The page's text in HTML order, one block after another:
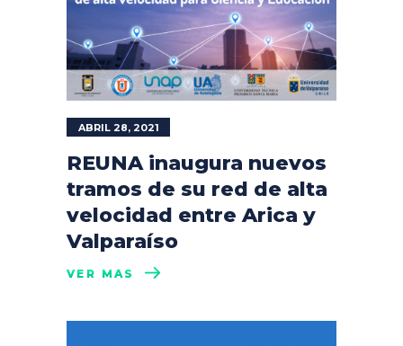
ABRIL 28, 2021
REUNA inaugura nuevos
tramos de su red de alta
velocidad entre Arica y
Valparaíso
VER MÁS